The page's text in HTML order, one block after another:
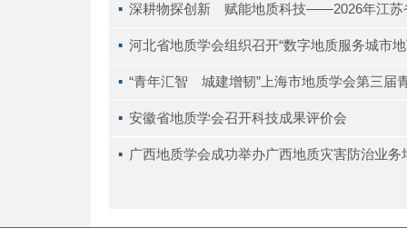
▪ 深耕物探创新 赋能地质科技——2026年江苏
▪ 河北省地质学会组织召开“数字地质服务城市
▪ “青年汇智 城建增韧”上海市地质学会第三届
▪ 安徽省地质学会召开科技成果评价会
▪ 广西地质学会成功举办广西地质灾害防治业务